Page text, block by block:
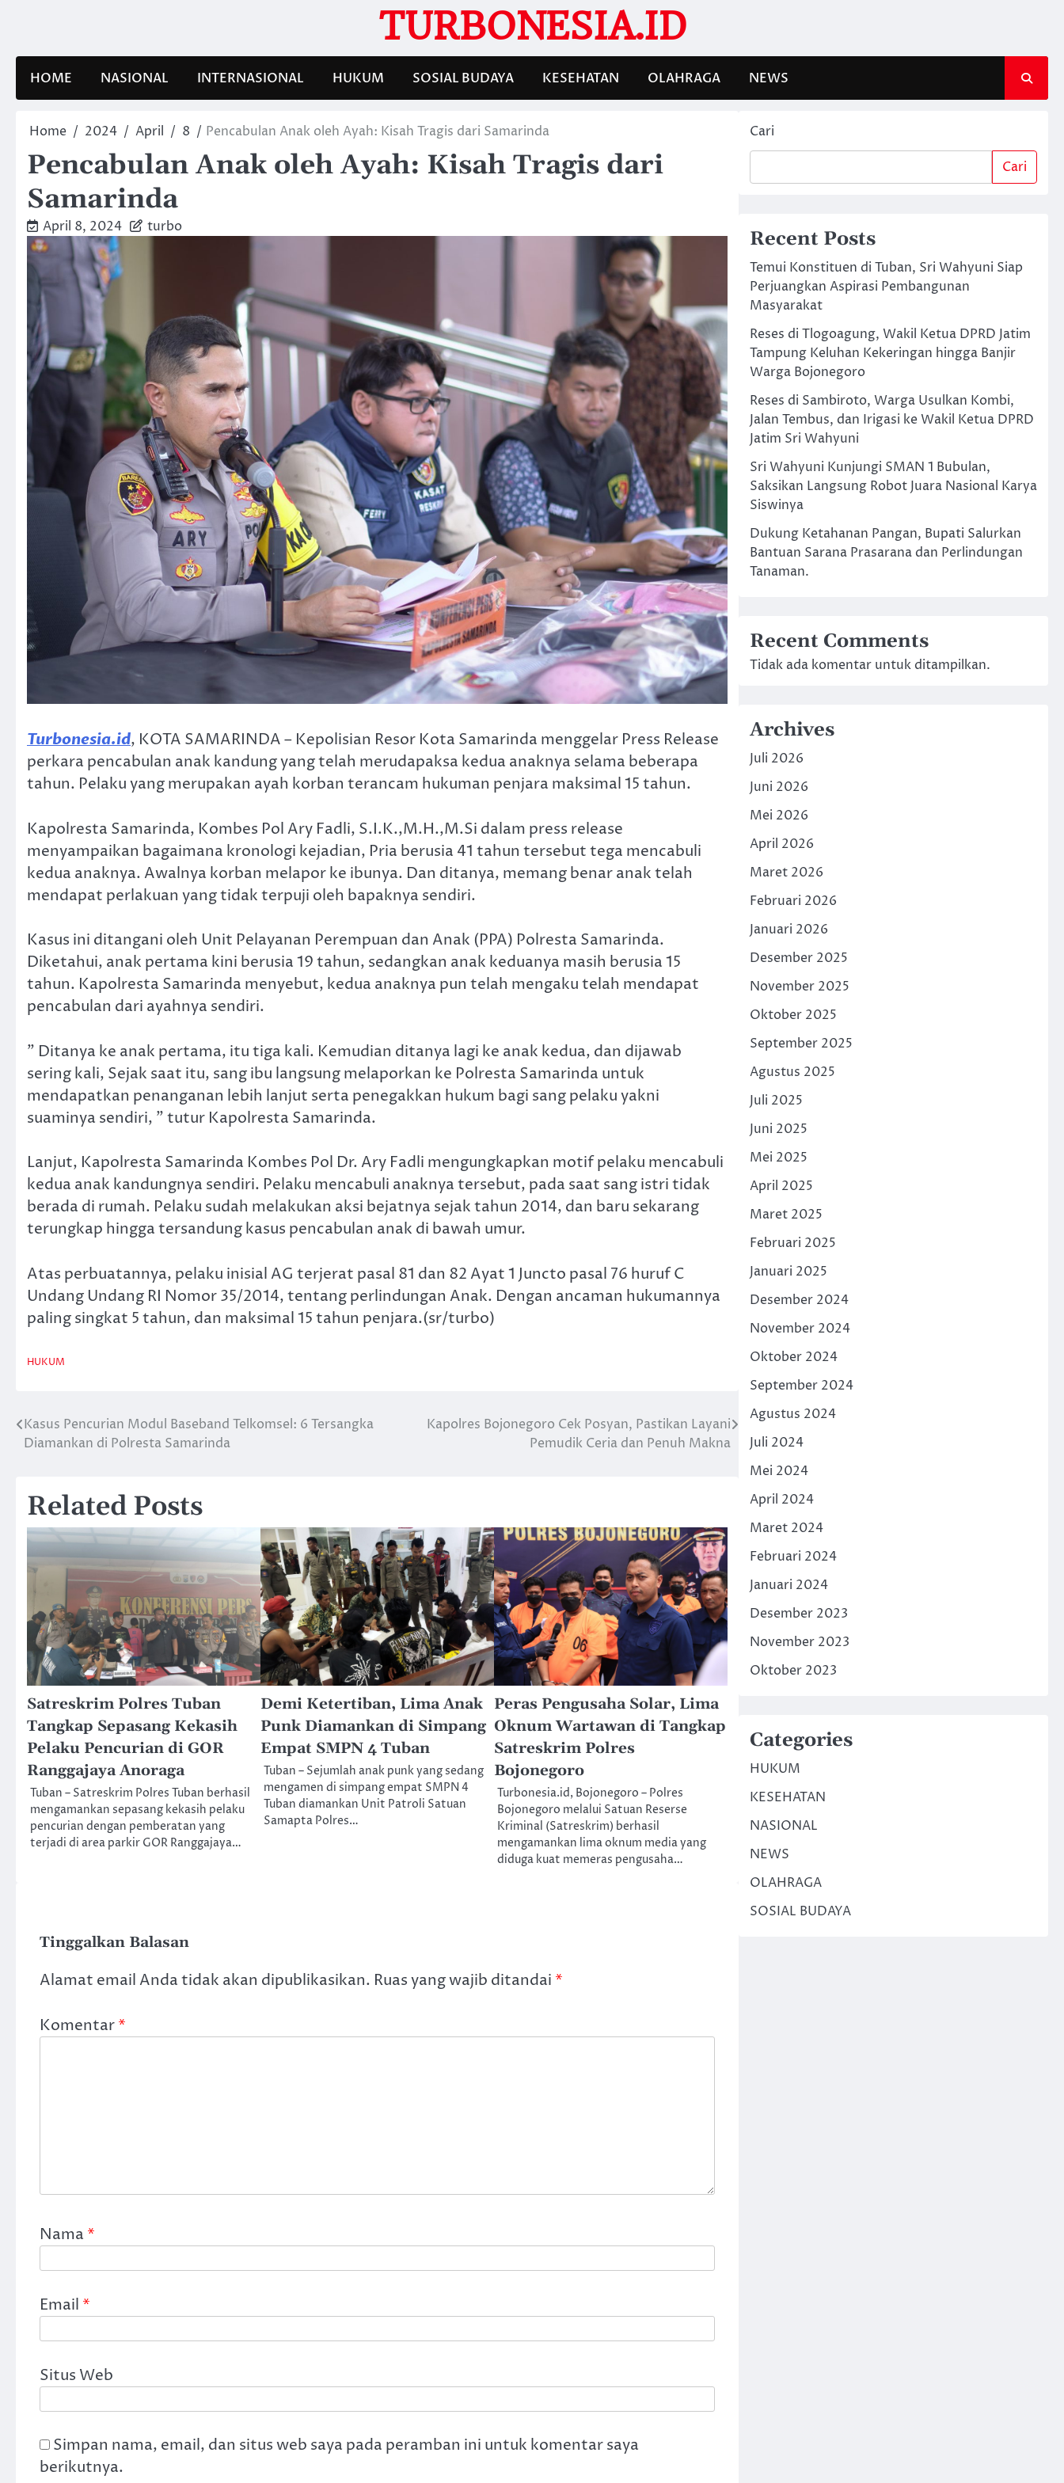
TURBONESIA.ID
HOME NASIONAL INTERNASIONAL HUKUM SOSIAL BUDAYA KESEHATAN OLAHRAGA NEWS
Home 2024 April 8 Pencabulan Anak oleh Ayah: Kisah Tragis dari Samarinda
Pencabulan Anak oleh Ayah: Kisah Tragis dari
Samarinda
April 8, 2024 turbo
Turbonesia.id, KOTA SAMARINDA – Kepolisian Resor Kota Samarinda menggelar Press Release
perkara pencabulan anak kandung yang telah merudapaksa kedua anaknya selama beberapa
tahun. Pelaku yang merupakan ayah korban terancam hukuman penjara maksimal 15 tahun.
Kapolresta Samarinda, Kombes Pol Ary Fadli, S.I.K.,M.H.,M.Si dalam press release
menyampaikan bagaimana kronologi kejadian, Pria berusia 41 tahun tersebut tega mencabuli
kedua anaknya. Awalnya korban melapor ke ibunya. Dan ditanya, memang benar anak telah
mendapat perlakuan yang tidak terpuji oleh bapaknya sendiri.
Kasus ini ditangani oleh Unit Pelayanan Perempuan dan Anak (PPA) Polresta Samarinda.
Diketahui, anak pertama kini berusia 19 tahun, sedangkan anak keduanya masih berusia 15
tahun. Kapolresta Samarinda menyebut, kedua anaknya pun telah mengaku telah mendapat
pencabulan dari ayahnya sendiri.
” Ditanya ke anak pertama, itu tiga kali. Kemudian ditanya lagi ke anak kedua, dan dijawab
sering kali, Sejak saat itu, sang ibu langsung melaporkan ke Polresta Samarinda untuk
mendapatkan penanganan lebih lanjut serta penegakkan hukum bagi sang pelaku yakni
suaminya sendiri, ” tutur Kapolresta Samarinda.
Lanjut, Kapolresta Samarinda Kombes Pol Dr. Ary Fadli mengungkapkan motif pelaku mencabuli
kedua anak kandungnya sendiri. Pelaku mencabuli anaknya tersebut, pada saat sang istri tidak
berada di rumah. Pelaku sudah melakukan aksi bejatnya sejak tahun 2014, dan baru sekarang
terungkap hingga tersandung kasus pencabulan anak di bawah umur.
Atas perbuatannya, pelaku inisial AG terjerat pasal 81 dan 82 Ayat 1 Juncto pasal 76 huruf C
Undang Undang RI Nomor 35/2014, tentang perlindungan Anak. Dengan ancaman hukumannya
paling singkat 5 tahun, dan maksimal 15 tahun penjara.(sr/turbo)
HUKUM
Navigasi
Kasus Pencurian Modul Baseband Telkomsel: 6 Tersangka
Diamankan di Polresta Samarinda
Kapolres Bojonegoro Cek Posyan, Pastikan Layani
Pemudik Ceria dan Penuh Makna
Related Posts
Satreskrim Polres Tuban
Tangkap Sepasang Kekasih
Pelaku Pencurian di GOR
Ranggajaya Anoraga
Tuban – Satreskrim Polres Tuban berhasil
mengamankan sepasang kekasih pelaku
pencurian dengan pemberatan yang
terjadi di area parkir GOR Ranggajaya…
Demi Ketertiban, Lima Anak
Punk Diamankan di Simpang
Empat SMPN 4 Tuban
Tuban – Sejumlah anak punk yang sedang
mengamen di simpang empat SMPN 4
Tuban diamankan Unit Patroli Satuan
Samapta Polres…
Peras Pengusaha Solar, Lima
Oknum Wartawan di Tangkap
Satreskrim Polres
Bojonegoro
Turbonesia.id, Bojonegoro – Polres
Bojonegoro melalui Satuan Reserse
Kriminal (Satreskrim) berhasil
mengamankan lima oknum media yang
diduga kuat memeras pengusaha…
Tinggalkan Balasan
Alamat email Anda tidak akan dipublikasikan. Ruas yang wajib ditandai *
Komentar*
Nama *
Email *
Situs Web
Simpan nama, email, dan situs web saya pada peramban ini untuk komentar saya
berikutnya.
Cari
Cari
Recent Posts
Temui Konstituen di Tuban, Sri Wahyuni Siap
Perjuangkan Aspirasi Pembangunan
Masyarakat
Reses di Tlogoagung, Wakil Ketua DPRD Jatim
Tampung Keluhan Kekeringan hingga Banjir
Warga Bojonegoro
Reses di Sambiroto, Warga Usulkan Kombi,
Jalan Tembus, dan Irigasi ke Wakil Ketua DPRD
Jatim Sri Wahyuni
Sri Wahyuni Kunjungi SMAN 1 Bubulan,
Saksikan Langsung Robot Juara Nasional Karya
Siswinya
Dukung Ketahanan Pangan, Bupati Salurkan
Bantuan Sarana Prasarana dan Perlindungan
Tanaman.
Recent Comments
Tidak ada komentar untuk ditampilkan.
Archives
Juli 2026
Juni 2026
Mei 2026
April 2026
Maret 2026
Februari 2026
Januari 2026
Desember 2025
November 2025
Oktober 2025
September 2025
Agustus 2025
Juli 2025
Juni 2025
Mei 2025
April 2025
Maret 2025
Februari 2025
Januari 2025
Desember 2024
November 2024
Oktober 2024
September 2024
Agustus 2024
Juli 2024
Mei 2024
April 2024
Maret 2024
Februari 2024
Januari 2024
Desember 2023
November 2023
Oktober 2023
Categories
HUKUM
KESEHATAN
NASIONAL
NEWS
OLAHRAGA
SOSIAL BUDAYA